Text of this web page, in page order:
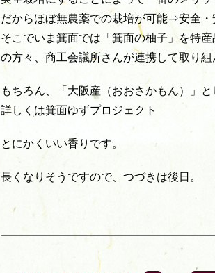
だからほぼ無農薬での栽培が可能⇒安全・
そこでいま箕面では「箕面の柚子」を特
の方々、商工会議所さんが連携して取り組
もちろん、「大阪産（おおさかもん）」と
詳しくは箕面ゆずプロジェクト
とにかくいい香りです。
長くなりそうですので、つづきは後日。